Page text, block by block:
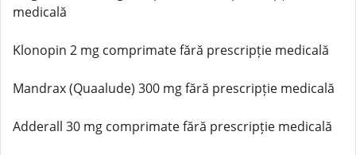
medicală
Klonopin 2 mg comprimate fără prescripție medicală
Mandrax (Quaalude) 300 mg fără prescripție medicală
Adderall 30 mg comprimate fără prescripție medicală